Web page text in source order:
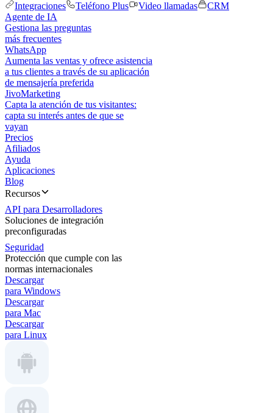
Integraciones
Teléfono Plus Video llamadas
CRM
Agente de IA
Gestiona las preguntas
más frecuentes
WhatsApp
Aumenta las ventas y ofrece asistencia
a tus clientes a través de su aplicación
de mensajería preferida
JivoMarketing
Capta la atención de tus visitantes:
capta su interés antes de que se
vayan
Precios
Afiliados
Ayuda
Aplicaciones
Blog
Recursos
API para Desarrolladores
Soluciones de integración
preconfiguradas
Seguridad
Protección que cumple con las
normas internacionales
Descargar
para Windows
Descargar
para Mac
Descargar
para Linux